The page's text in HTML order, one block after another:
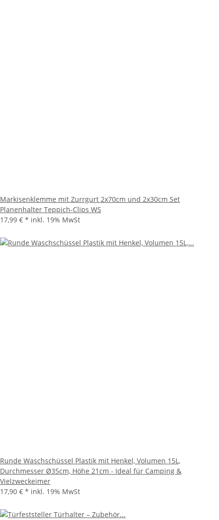
Markisenklemme mit Zurrgurt 2x70cm und 2x30cm Set
Planenhalter Teppich-Clips WS
17,99 € * inkl. 19% MwSt
Runde Waschschüssel Plastik mit Henkel, Volumen 15L,
Durchmesser Ø35cm, Höhe 21cm - Ideal für Camping &
Vielzweckeimer
17,90 € * inkl. 19% MwSt